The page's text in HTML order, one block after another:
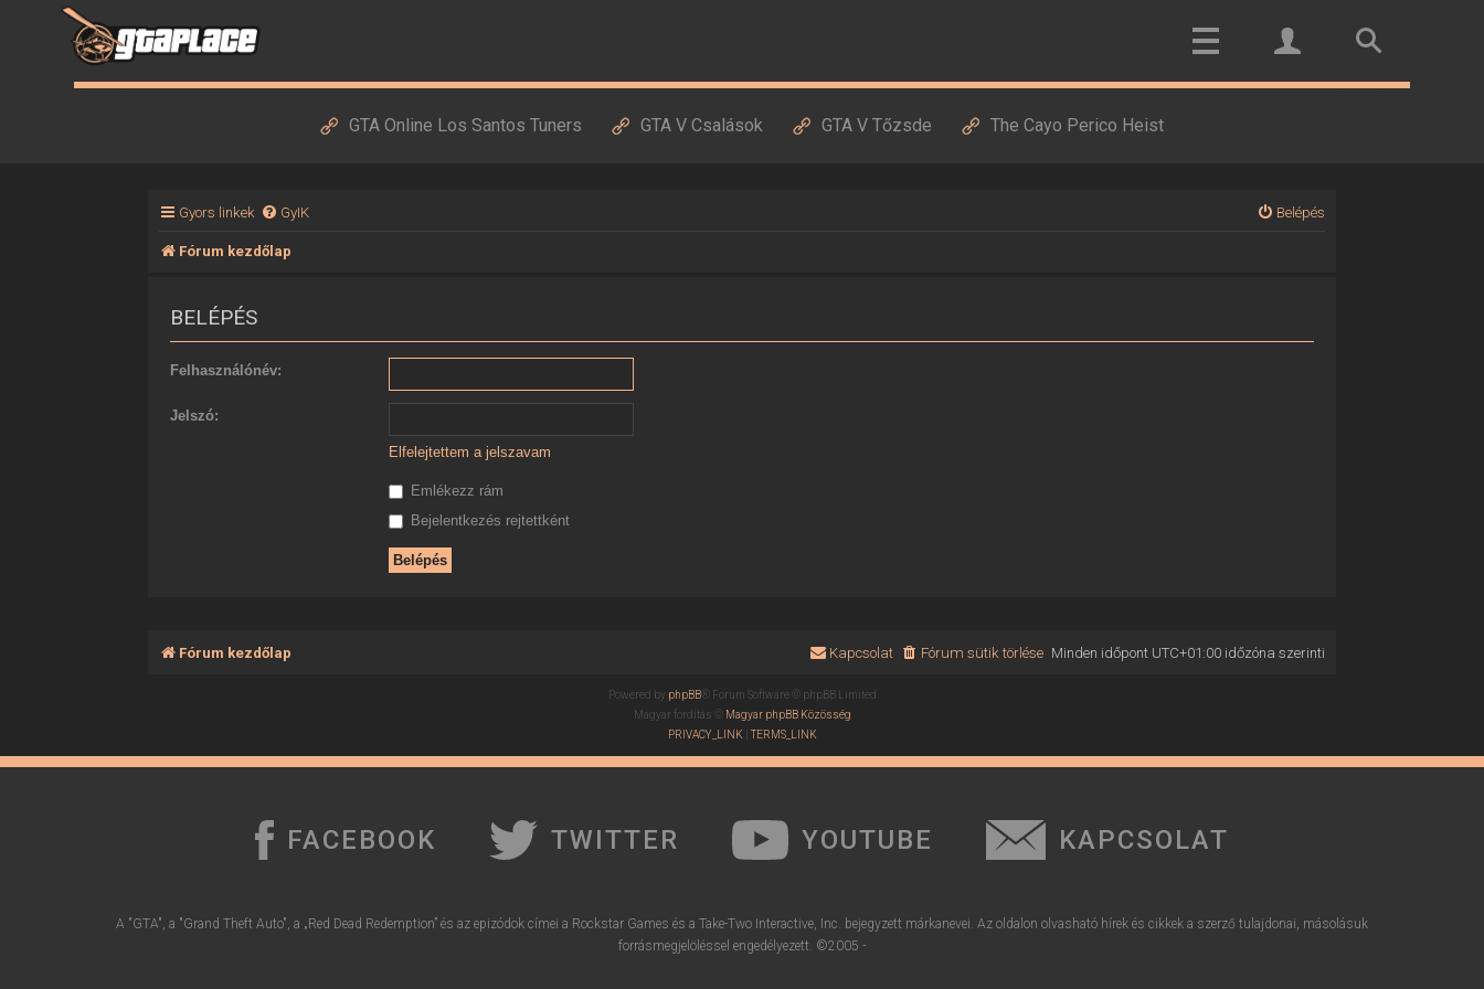
GTA Online Los Santos Tuners GTA V Csalások GTA V Tőzsde The Cayo Perico Heist
Gyors linkek GyIK Belépés
Fórum kezdőlap
BELÉPÉS
Felhasználónév:
Jelszó:
Elfelejtettem a jelszavam
Emlékezz rám
Bejelentkezés rejtettként
Fórum kezdőlap Minden időpont UTC+01:00időzóna szerinti
Fórum sütik törlése
Kapcsolat
Powered by phpBB® Forum Software © phpBB Limited
Magyar fordítás © Magyar phpBB Közösség
PRIVACY_LINK |TERMS_LINK
FACEBOOK TWITTER YOUTUBE KAPCSOLAT
A "GTA", a "Grand Theft Auto", a „Red Dead Redemption” és az epizódok címei a Rockstar Games és a Take-Two Interactive, Inc. bejegyzett márkanevei. Az oldalon olvasható hírek és cikkek a szerző tulajdonai, másolásuk
forrásmegjelöléssel engedélyezett. ©2005 -